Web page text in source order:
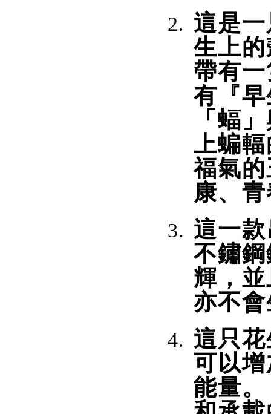
這是
生上
帶有
有『
「蝠
上蝙
福氣
康、
這一
不鏽
輝，
亦不
這只
可以
能量